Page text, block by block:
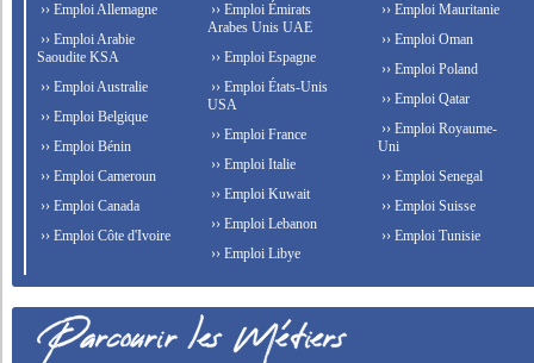
›› Emploi Allemagne
›› Emploi Arabie
Saoudite KSA
›› Emploi Australie
›› Emploi Belgique
›› Emploi Bénin
›› Emploi Cameroun
›› Emploi Canada
›› Emploi Côte d'Ivoire
›› Emploi Émirats
Arabes Unis UAE
›› Emploi Espagne
›› Emploi États-Unis
USA
›› Emploi France
›› Emploi Italie
›› Emploi Kuwait
›› Emploi Lebanon
›› Emploi Libye
›› Emploi Mauritanie
›› Emploi Oman
›› Emploi Poland
›› Emploi Qatar
›› Emploi Royaume-
Uni
›› Emploi Senegal
›› Emploi Suisse
›› Emploi Tunisie